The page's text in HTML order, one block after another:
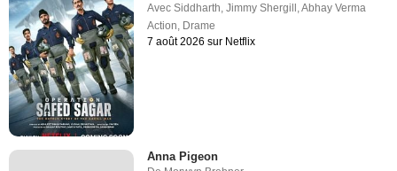
AvecSiddharth ,Jimmy Shergill ,Abhay Verma
Action Drame
7 août 2026 sur Netflix
Anna Pigeon